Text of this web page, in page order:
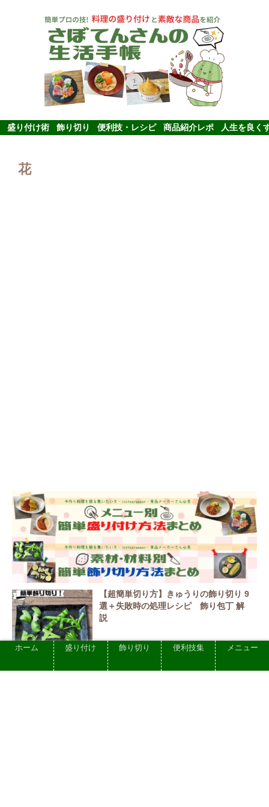
盛り付け術 飾り切り 便利技・レシピ 商品紹介レポ 人生を良く
花
【超簡単切り方】きゅうりの飾り切り 9
選＋失敗時の処理レシピ 飾り包丁 解
説
ホーム 盛り付け 飾り切り 便利技集 メニュー